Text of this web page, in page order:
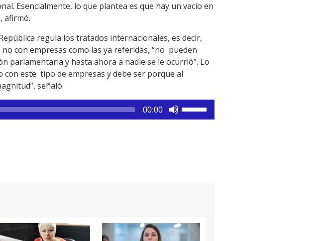
Esencialmente, lo que plantea es que hay un vacío en
afirmó.
regula los tratados internacionales, es decir,
con empresas como las ya referidas, “no pueden
y hasta ahora a nadie se le ocurrió”. Lo
con este tipo de empresas y debe ser porque al
señaló.
00:00
el
volumen.